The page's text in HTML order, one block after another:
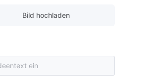
Bild hochladen